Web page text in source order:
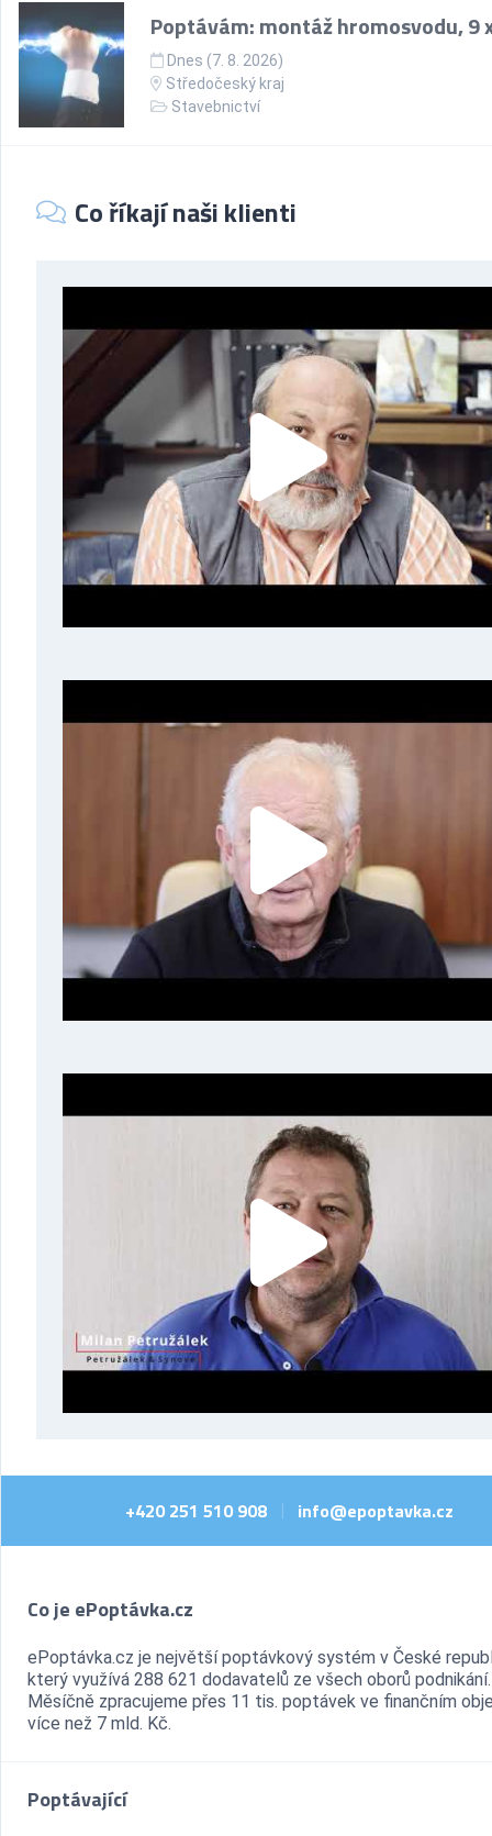
Poptávám: montáž hromosvodu, 9
Dnes (7. 8. 2026)
Středočeský kraj
Stavebnictví
Co říkají naši klienti
+420 251 510 908 info@epoptavka.cz
Co je ePoptávka.cz
ePoptávka.cz je největší poptávkový systém v České
který využívá 288 621 dodavatelů ze všech oborů podnikání.
Měsíčně zpracujeme přes 11 tis. poptávek ve finančním
více než 7 mld. Kč.
Poptávající